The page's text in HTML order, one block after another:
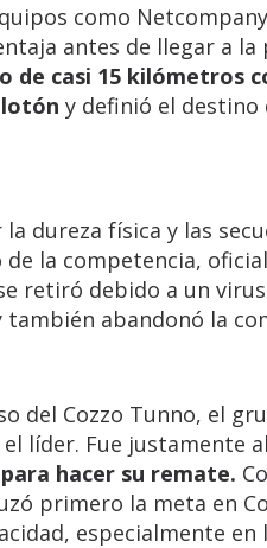
como
antes de llegar a
de casi 15 kilómetros
y definió el destino
dureza física y las
la competencia,
retiró debido a un
abandonó la
del Cozzo Tunno, el
líder. Fue justamente
hacer su remate.
primero la meta en
especialmente